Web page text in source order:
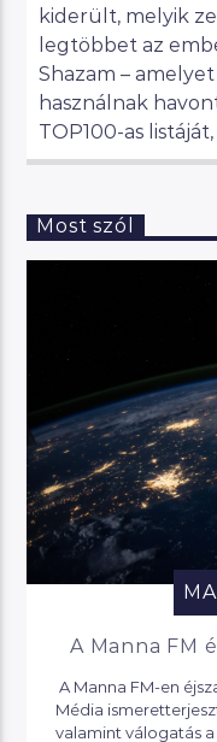
kiderült, melyik
legtöbbet az
Shazam –
használnak
TOP100-as
Most szól
A Manna FM
A Manna FM-en
Média
valamint válogatás